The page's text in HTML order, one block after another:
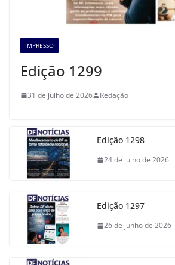
IMPRESSO
Edição 1299
31 de julho de 2026 Redação
Edição 1298
24 de julho de 2026
Edição 1297
26 de junho de 2026